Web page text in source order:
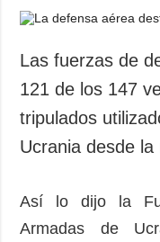
Las fuerzas de
121 de los 147
tripulados
Ucrania desde
Así lo dijo la
Armadas de